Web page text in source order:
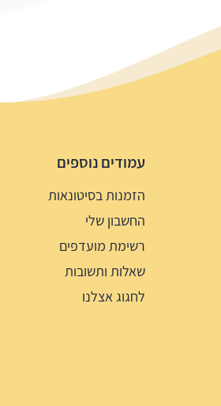
עמודים נוספים
הזמנות בסיטונאות
החשבון שלי
רשימת מועדפים
שאלות ותשובות
לחגוג אצלנו